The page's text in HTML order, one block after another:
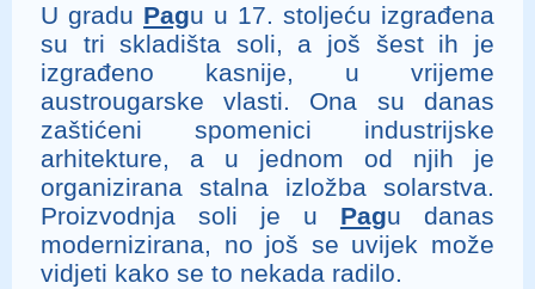
U gradu Pagu u 17. stoljeću izgrađena
su tri skladišta soli, a još šest ih je
izgrađeno kasnije, u vrijeme
austrougarske vlasti. Ona su danas
zaštićeni spomenici industrijske
arhitekture, a u jednom od njih je
organizirana stalna izložba solarstva.
Proizvodnja soli je u Pagu danas
modernizirana, no još se uvijek može
vidjeti kako se to nekada radilo.